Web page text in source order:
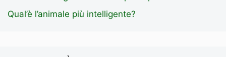
Qual’è l’animale più intelligente?